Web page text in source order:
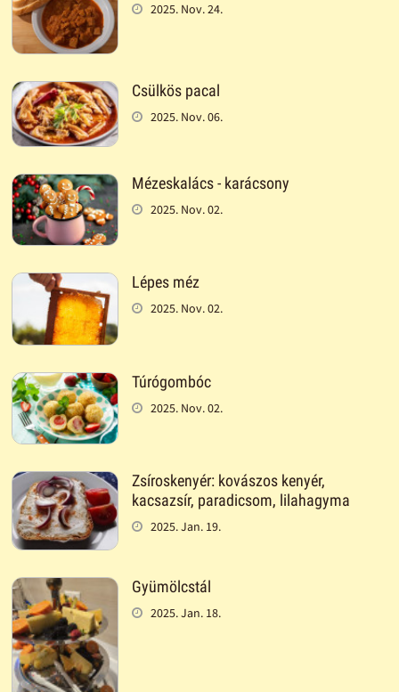
2025. Nov. 24.
Csülkös pacal
2025. Nov. 06.
Mézeskalács - karácsony
2025. Nov. 02.
Lépes méz
2025. Nov. 02.
Túrógombóc
2025. Nov. 02.
Zsíroskenyér: kovászos kenyér,
kacsazsír, paradicsom, lilahagyma
2025. Jan. 19.
Gyümölcstál
2025. Jan. 18.